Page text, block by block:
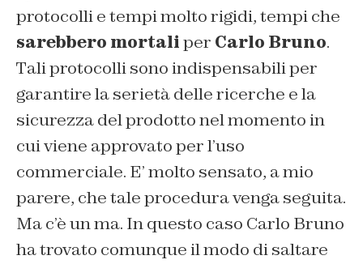
protocolli e tempi molto rigidi, tempi che
sarebbero mortaliper Carlo Bruno.
Tali protocolli sono indispensabili per
garantire la serietà delle ricerche e la
sicurezza del prodotto nel momento in
cui viene approvato per l’uso
commerciale. E’ molto sensato, a mio
parere, che tale procedura venga seguita.
Ma c’è un ma. In questo caso Carlo Bruno
ha trovato comunque il modo di saltare